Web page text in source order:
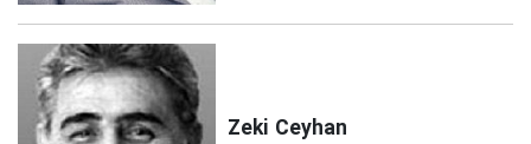
Zeki Ceyhan